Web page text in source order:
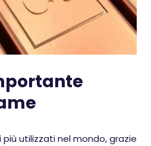
utilizzati nel mondo, grazie